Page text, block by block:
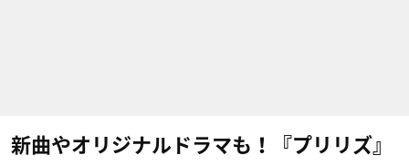
新曲やオリジナルドラマも！『プリリズ』